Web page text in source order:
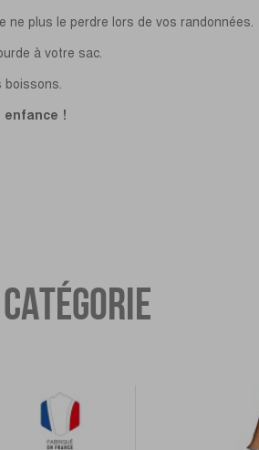
plus le perdre lors de vos randonnées.
à votre sac.
enfance !